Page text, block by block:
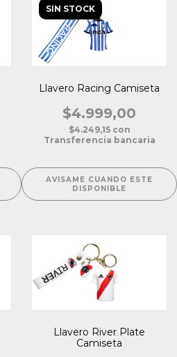
SIN STOCK
Llavero Racing Camiseta
$4.999,00
$4.249,15 con
Transferencia bancaria
AVISAME CUANDO ESTE
DISPONIBLE
Llavero River Plate
Camiseta